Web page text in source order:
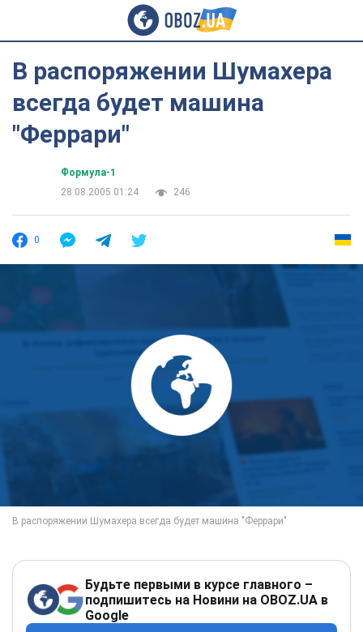
В распоряжении Шумахера
всегда будет машина
"Феррари"
Формула-1
28.08.2005 01:24
246
0
Будьте первыми в курсе главного –
подпишитесь на Новини на OBOZ.UA в
Google